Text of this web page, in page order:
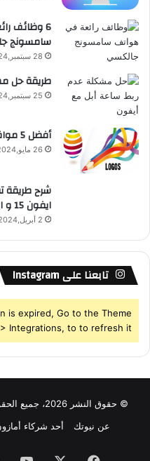
6 وظائف
سامسونج
28 سبتمبر,2024
طريقة حل
25 سبتمبر,2024
أفضل 5 مواقع لتصميم الشعارات بشكل مجاني
26 مايو,2024
ايفون 15 و ايفون 15 برو
2 أبريل,2024
تابعنا على Instagram
is expired, Go to the Theme
Integrations, to to refresh it.
© حقوق النشر 2026، جميع الحقوق محفوظة |
عن نيوتك
أحد شركاء